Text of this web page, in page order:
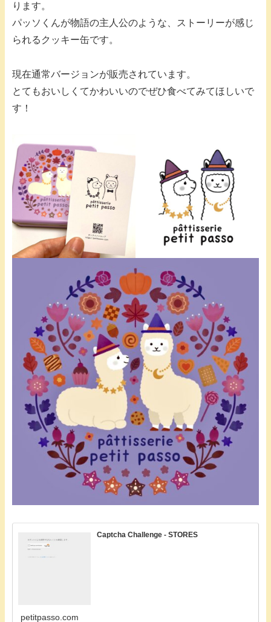
ります。
パッソくんが物語の主人公のような、ストーリーが感じ
られるクッキー缶です。
現在通常バージョンが販売されています。
とてもおいしくてかわいいのでぜひ食べてみてほしいで
す！
Captcha Challenge - STORES
petitpasso.com